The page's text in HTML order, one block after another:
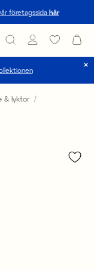
företagssida här
& lyktor